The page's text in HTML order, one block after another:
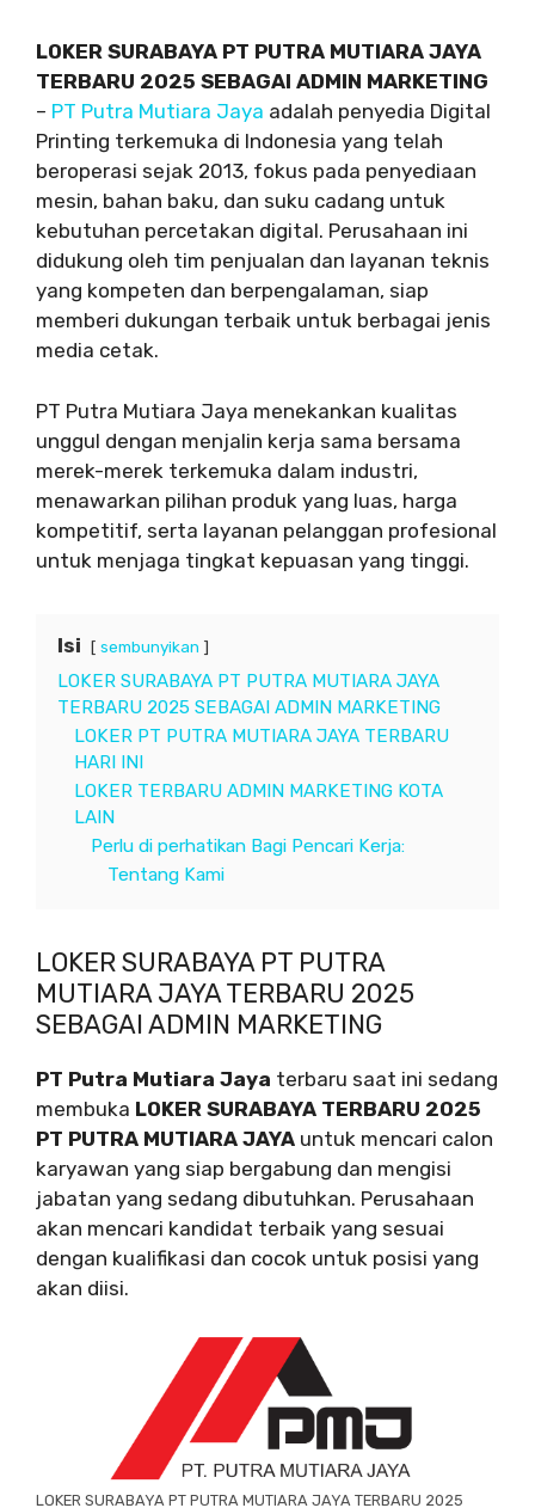
LOKER SURABAYA PT PUTRA MUTIARA JAYA
TERBARU 2025 SEBAGAI ADMIN MARKETING
– PT Putra Mutiara Jaya adalah penyedia Digital
Printing terkemuka di Indonesia yang telah
beroperasi sejak 2013, fokus pada penyediaan
mesin, bahan baku, dan suku cadang untuk
kebutuhan percetakan digital. Perusahaan ini
didukung oleh tim penjualan dan layanan teknis
yang kompeten dan berpengalaman, siap
memberi dukungan terbaik untuk berbagai jenis
media cetak.
PT Putra Mutiara Jaya menekankan kualitas
unggul dengan menjalin kerja sama bersama
merek-merek terkemuka dalam industri,
menawarkan pilihan produk yang luas, harga
kompetitif, serta layanan pelanggan profesional
untuk menjaga tingkat kepuasan yang tinggi.
Isi sembunyikan
LOKER SURABAYA PT PUTRA MUTIARA JAYA
TERBARU 2025 SEBAGAI ADMIN MARKETING
LOKER PT PUTRA MUTIARA JAYA TERBARU
HARI INI
LOKER TERBARU ADMIN MARKETING KOTA
LAIN
Perlu di perhatikan Bagi Pencari Kerja:
Tentang Kami
LOKER SURABAYA PT PUTRA
MUTIARA JAYA TERBARU 2025
SEBAGAI ADMIN MARKETING
PT Putra Mutiara Jaya terbaru saat ini sedang
membuka LOKER SURABAYA TERBARU 2025
PT PUTRA MUTIARA JAYA untuk mencari calon
karyawan yang siap bergabung dan mengisi
jabatan yang sedang dibutuhkan. Perusahaan
akan mencari kandidat terbaik yang sesuai
dengan kualifikasi dan cocok untuk posisi yang
akan diisi.
LOKER SURABAYA PT PUTRA MUTIARA JAYA TERBARU 2025